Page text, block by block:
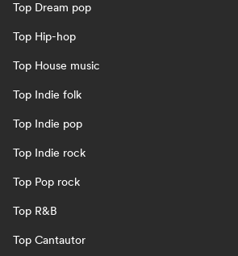
Top Dream pop
Top Hip-hop
Top House music
Top Indie folk
Top Indie pop
Top Indie rock
Top Pop rock
Top R&B
Top Cantautor